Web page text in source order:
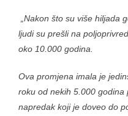
„Nakon što su više hiljada
ljudi su prešli na
oko 10.000 godina.
Ova promjena imala je
roku od nekih 5.000 godina
napredak koji je doveo do